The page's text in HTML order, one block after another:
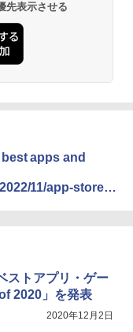
先表示させる
apps and
11/app-store-
ストアプリ・ゲー
2020」を発表
2020年12月2日